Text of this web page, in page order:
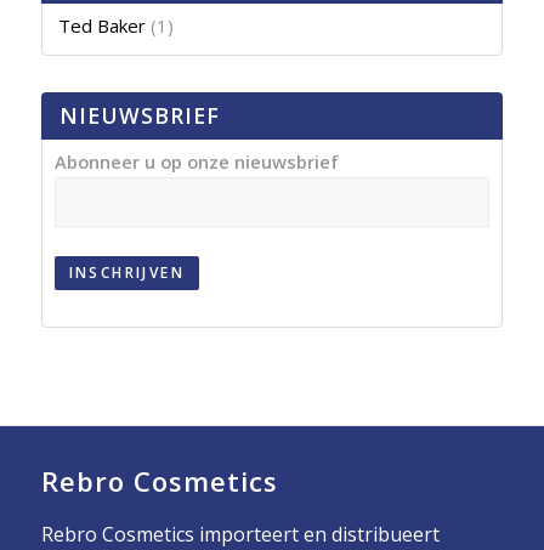
Ted Baker (1)
NIEUWSBRIEF
Abonneer u op onze nieuwsbrief
INSCHRIJVEN
Rebro Cosmetics
Rebro Cosmetics importeert en distribueert